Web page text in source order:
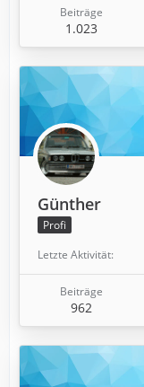
Beiträge
1.023
Günther
Profi
Letzte Aktivität
Beiträge
962